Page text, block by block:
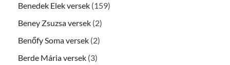
Benedek Elek versek (159)
Beney Zsuzsa versek (2)
Benőfy Soma versek (2)
Berde Mária versek (3)